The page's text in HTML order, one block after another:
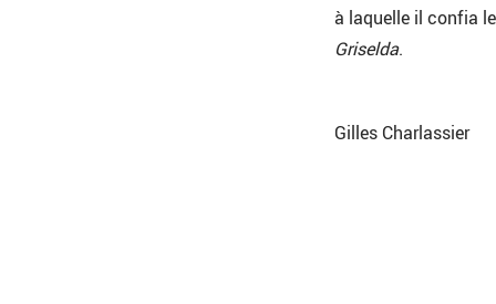
à laquelle il confia
Griselda.
Gilles Charlassier